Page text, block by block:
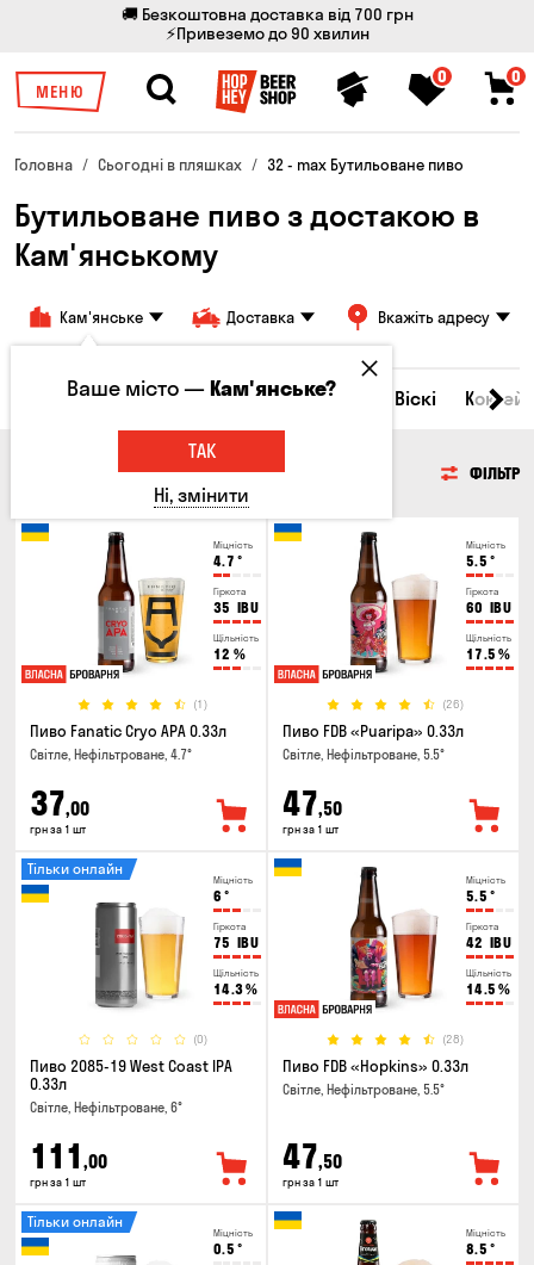
🚚 Безкоштовна доставка від 700 грн
⚡Привеземо до 90 хвилин
МЕНЮ
0 0
Головна Сьогодні в пляшках 32 - max Бутильоване пиво
Бутильоване пиво з достакою в
Кам'янському
Кам'янське Доставка Вкажіть адресу
Всі товари Пиво Сидр Вино Віскі
ФІЛЬТР
Міцність
4.7 °
Гіркота
35 IBU
Щільність
12 %
(1)
Пиво Fanatic Cryo APA 0.33л
Світле, Нефільтроване, 4.7°
37,00
грн за 1 шт
Міцність
5.5 °
Гіркота
60 IBU
Щільність
17.5 %
(26)
Пиво FDB «Puaripa» 0.33л
Світле, Нефільтроване, 5.5°
47,50
грн за 1 шт
Міцність
6 °
Гіркота
75 IBU
Щільність
14.3%
(0)
Тільки онлайн
Пиво 2085-19 West Coast IPA
0.33л
Світле, Нефільтроване, 6°
111 ,00
грн за 1 шт
Міцність
5.5 °
Гіркота
42 IBU
Щільність
14.5 %
(28)
Пиво FDB «Hopkins» 0.33л
Світле, Нефільтроване, 5.5°
47,50
грн за 1 шт
Міцність
0.5 °
Тільки онлайн
Міцність
8.5 °
Ваше місто —Кам'янське?
ТАК
Ні, змінити